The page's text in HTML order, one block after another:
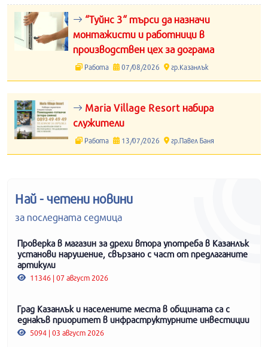
“Туйнс 3“ търси да назначи
монтажисти и работници в
производствен цех за дограма
Работа 07/08/2026 гр.Казанлък
Maria Village Resort набира
служители
Работа 13/07/2026 гр.Павел Баня
Най - четени новини
за последната седмица
Проверка в магазин за дрехи втора употреба в Казанлък
установи нарушение, свързано с част от предлаганите
артикули
11346 | 07 август 2026
Град Казанлък и населените места в общината са с
еднакъв приоритет в инфраструктурните инвестиции
5094 | 03 август 2026